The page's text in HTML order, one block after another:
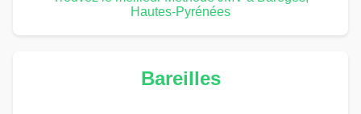
Hautes-Pyrénées
Bareilles